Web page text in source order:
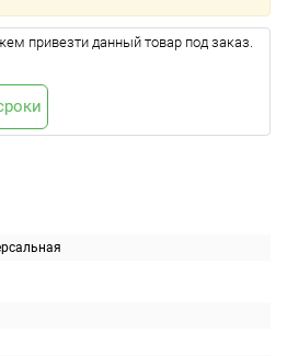
привезти данный товар под заказ.